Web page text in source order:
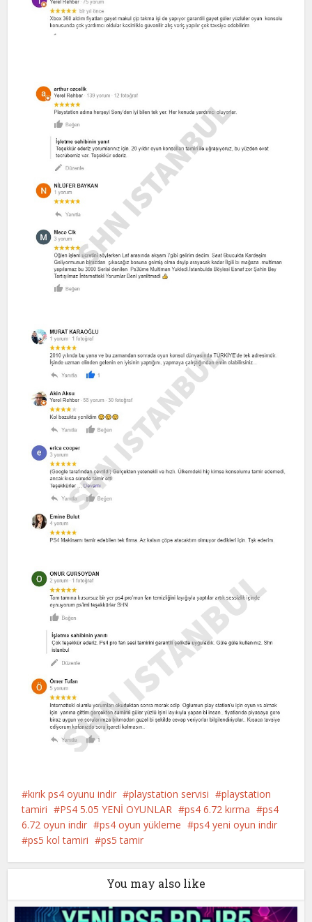
kırık ps4 oyunu indir playstation servisi
playstation
tamiri
PS4 5.05 YENİ OYUNLAR ps4 6.72 kırma
ps4
6.72 oyun indir
ps4 oyun yükleme
ps4 yeni oyun indir
ps5 kol tamiri
ps5 tamir
You may also like